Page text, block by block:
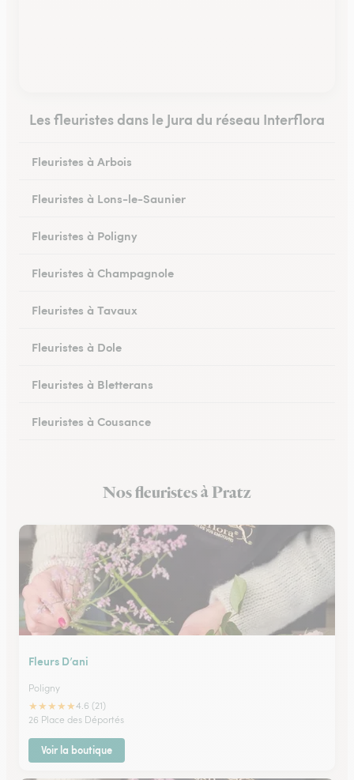
Les fleuristes dans le Jura du réseau Interflora
Fleuristes à Arbois
Fleuristes à Lons-le-Saunier
Fleuristes à Poligny
Fleuristes à Champagnole
Fleuristes à Tavaux
Fleuristes à Dole
Fleuristes à Bletterans
Fleuristes à Cousance
Fleuristes à Moirans-en-Montagne
Nos fleuristes à Pratz
Fleurs D’ani
Poligny
★★★★★4.6 (21)
26 Place des Déportés
Voir la boutique